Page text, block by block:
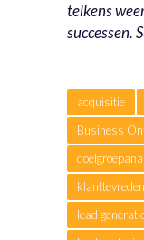
telkens
successen.
acquisitie
Business
lead